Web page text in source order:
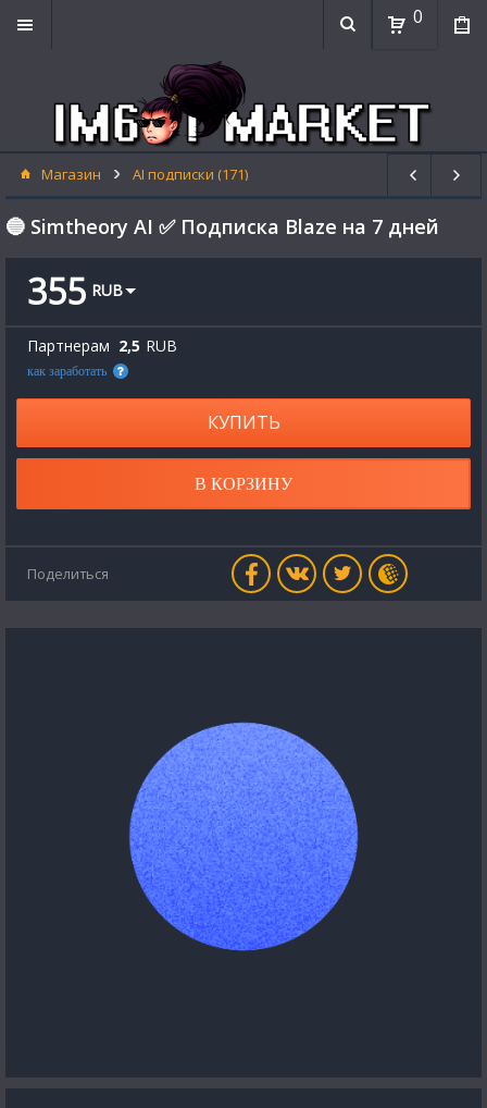
0
Магазин AI подписки (171)
🔵 Simtheory AI ✅ Подписка Blaze на 7 дней
355 RUB
Партнерам 2,5 RUB
как заработать
КУПИТЬ
В КОРЗИНУ
Поделиться